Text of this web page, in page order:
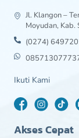
Jl. Klangon –
Moyudan, Kab.
(0274)
Ikuti Kami
Akses Cepat